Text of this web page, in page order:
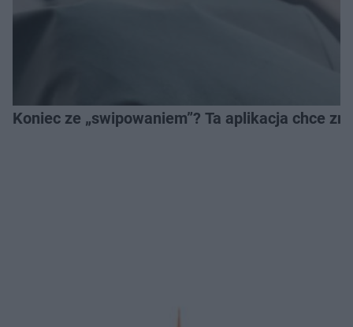
Koniec ze „swipowaniem”? Ta aplikacja chce